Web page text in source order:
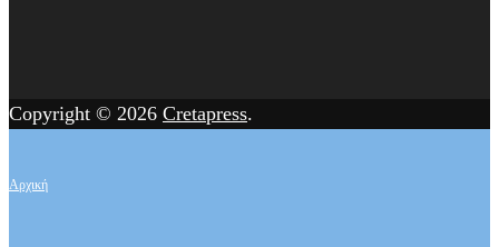
Copyright © 2026 Cretapress.
Αρχική